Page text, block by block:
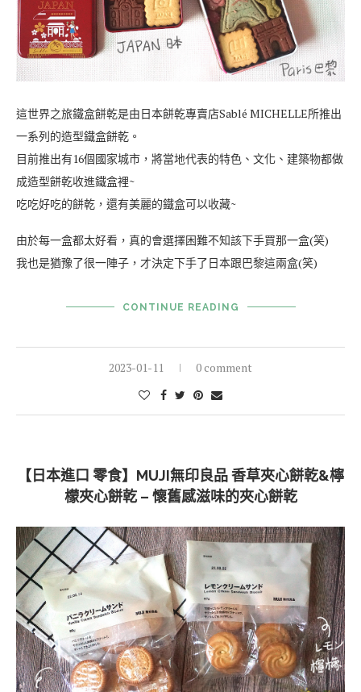
這世界之旅鐵盒餅乾是由日本餅乾專賣店Sablé MICHELLE所推出
一系列的造型鐵盒餅乾。
目前推出有16個國家城市，將當地代表的特色、文化、建築物都做
成造型餅乾收進鐵盒裡~
吃吃好吃的餅乾，還有美麗的鐵盒可以收藏~
由於每一盒都太好看，真的會選擇困難不知該下手買那一盒(笑)
我也是猶豫了很一陣子，才決定下手了日本跟巴黎這兩盒(笑)
CONTINUE READING
2023-01-11 0 comment
【日本進口 零食】MUJI無印良品 香草夾心餅乾&檸
檬夾心餅乾 – 懷舊感滋味的夾心餅乾